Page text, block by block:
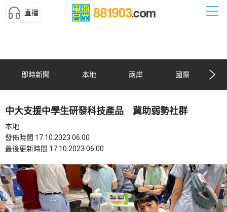
直播
即時新聞 本地 兩岸 國際
中大支援中學生研發科技產品 冀助弱勢社群
本地
發佈時間 17.10.2023 06:00
最後更新時間 17.10.2023 06:00